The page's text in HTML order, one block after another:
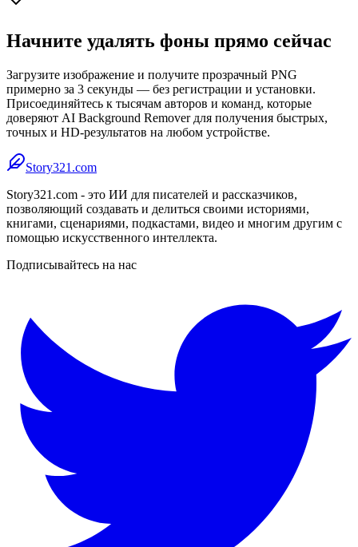
Начните удалять фоны прямо сейчас
Загрузите изображение и получите прозрачный PNG
примерно за 3 секунды — без регистрации и установки.
Присоединяйтесь к тысячам авторов и команд, которые
доверяют AI Background Remover для получения быстрых,
точных и HD-результатов на любом устройстве.
Story321.com
Story321.com - это ИИ для писателей и рассказчиков,
позволяющий создавать и делиться своими историями,
книгами, сценариями, подкастами, видео и многим другим с
помощью искусственного интеллекта.
Подписывайтесь на нас